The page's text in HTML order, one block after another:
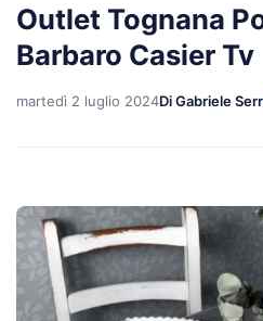
Outlet Tognana
Barbaro Casier Tv
martedì 2 luglio 2024Di Gabriele